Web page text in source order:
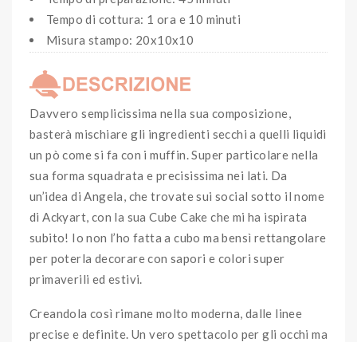
Tempo di cottura: 1 ora e 10 minuti
Misura stampo: 20x10x10
Davvero semplicissima nella sua composizione,
basterà mischiare gli ingredienti secchi a quelli liquidi
un pò come si fa con i muffin. Super particolare nella
sua forma squadrata e precisissima nei lati. Da
un’idea di Angela, che trovate sui social sotto il nome
di Ackyart, con la sua Cube Cake che mi ha ispirata
subito! Io non l’ho fatta a cubo ma bensì rettangolare
per poterla decorare con sapori e colori super
primaverili ed estivi.
Creandola così rimane molto moderna, dalle linee
precise e definite. Un vero spettacolo per gli occhi ma